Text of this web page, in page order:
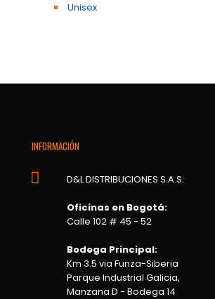
Unisex
INFORMACIÓN
D&L DISTRIBUCIONES S.A.S:
Oficinas en Bogotá:
Calle 102 # 45 - 52
Bodega Principal:
Km 3.5 via Funza-Siberia
Parque Industrial Galicia,
Manzana D - Bodega 14